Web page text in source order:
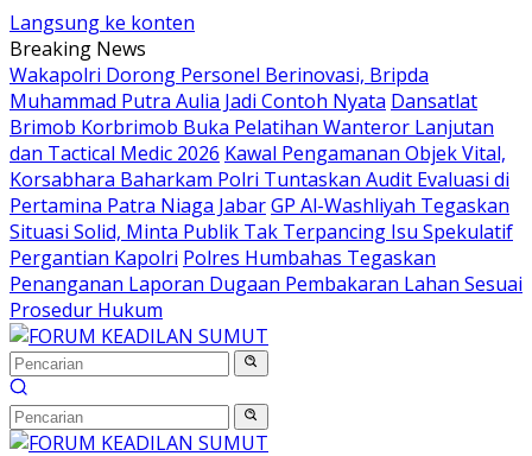
Langsung ke konten
Breaking News
Wakapolri Dorong Personel Berinovasi, Bripda
Muhammad Putra Aulia Jadi Contoh Nyata Dansatlat
Brimob Korbrimob Buka Pelatihan Wanteror Lanjutan
dan Tactical Medic 2026 Kawal Pengamanan Objek Vital,
Korsabhara Baharkam Polri Tuntaskan Audit Evaluasi di
Pertamina Patra Niaga JabarGP Al-Washliyah Tegaskan
Situasi Solid, Minta Publik Tak Terpancing Isu Spekulatif
Pergantian Kapolri Polres Humbahas Tegaskan
Penanganan Laporan Dugaan Pembakaran Lahan Sesuai
Prosedur Hukum